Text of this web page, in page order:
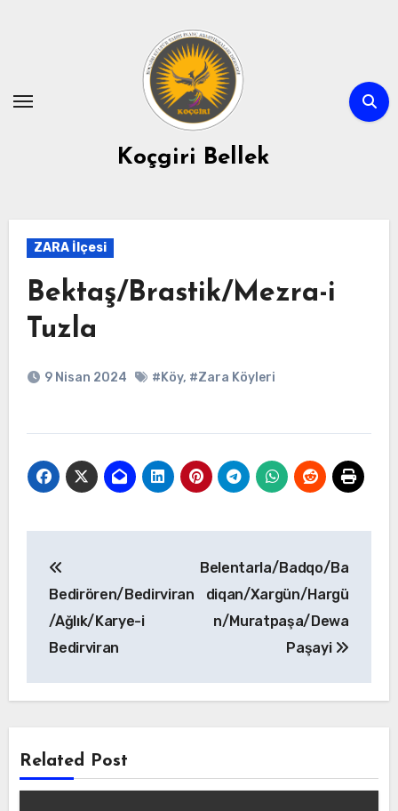
Koçgiri Bellek
ZARA İlçesi
Bektaş/Brastik/Mezra-i
Tuzla
9 Nisan 2024 #Köy, #Zara Köyleri
gezinmesi
Bedirören/Bedirviran
/Ağlık/Karye-i
Bedirviran
Belentarla/Badqo/Ba
diqan/Xargün/Hargü
n/Muratpaşa/Dewa
Paşayi
Related Post